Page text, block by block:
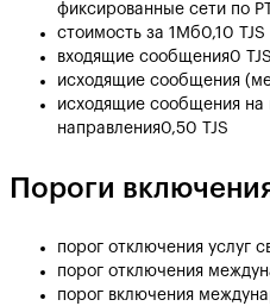
фиксированные сети по
стоимость за 1Мб0,10 TJS
входящие сообщения0 TJS
исходящие сообщения
исходящие сообщения
направления0,50 TJS
Пороги
порог отключения услуг
порог отключения
порог включения